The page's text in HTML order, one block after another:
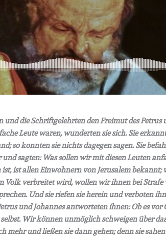
und die Schriftgelehrten den Freimut des Petrus
Leute waren, wunderten sie sich. Sie
so konnten sie nichts dagegen sagen. Sie
sagten: Was sollen wir mit diesen Leuten
ist allen Einwohnern von Jerusalem bekannt;
Volk verbreitet wird, wollen wir ihnen bei Strafe
Und sie riefen sie herein und verboten
und Johannes antworteten ihnen: Ob es vor
Wir können unmöglich schweigen über
mehr und ließen sie dann gehen; denn sie